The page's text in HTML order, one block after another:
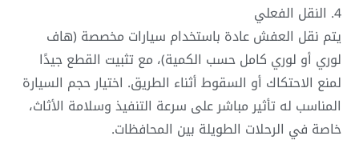
4. النقل الفعلي
يتم نقل العفش عادة باستخدام سيارات مخصصة (هاف
لوري أو لوري كامل حسب الكمية)، مع تثبيت القطع جيدًا
لمنع الاحتكاك أو السقوط أثناء الطريق. اختيار حجم السيارة
المناسب له تأثير مباشر على سرعة التنفيذ وسلامة الأثاث،
خاصة في الرحلات الطويلة بين المحافظات.